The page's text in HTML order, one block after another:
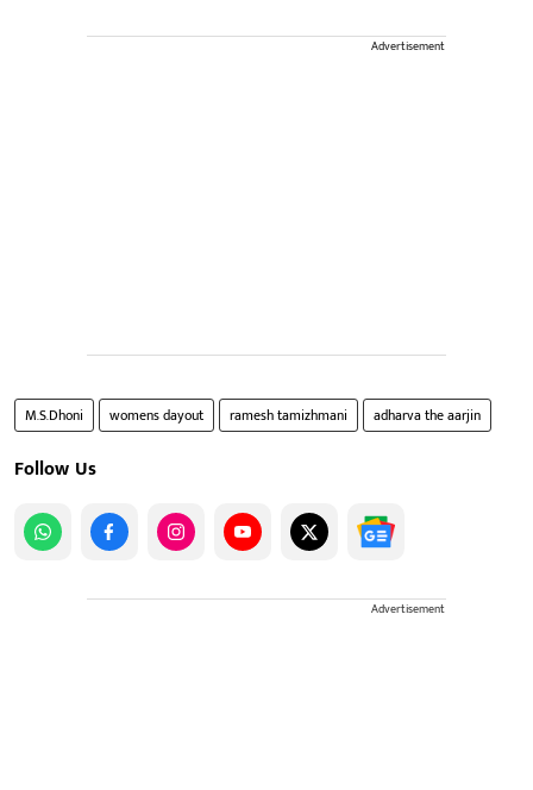
Advertisement
M.S.Dhoni womens dayout ramesh tamizhmani adharva the aarjin
Follow Us
Advertisement